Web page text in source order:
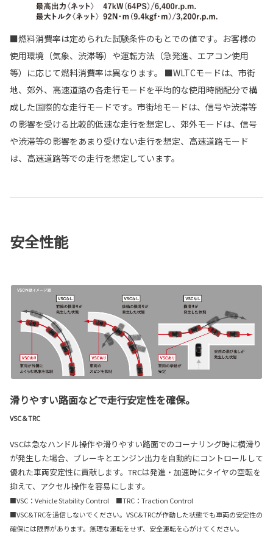
■燃料消費率は定められた試験条件のもとでの値です。お客様の
使用環境（気象、渋滞等）や運転方法（急発進、エアコン使用
等）に応じて燃料消費率は異なります。 ■WLTCモードは、市街
地、郊外、高速道路の各走行モードを平均的な使用時間配分で構
成した国際的な走行モードです。市街地モードは、信号や渋滞等
の影響を受ける比較的低速な走行を想定し、郊外モードは、信号
や渋滞等の影響をあまり受けない走行を想定、高速道路モード
は、高速道路等での走行を想定しています。
安全性能
滑りやすい路面などで走行安定性を確保。
VSC＆TRC
VSCは急なハンドル操作や滑りやすい路面でのコーナリング時に横滑り
が発生した場合、ブレーキとエンジン出力を自動的にコントロールして
優れた車両安定性に貢献します。TRCは発進・加速時にタイヤの空転を
抑えて、アクセル操作を容易にします。
■VSC：Vehicle Stability Control ■TRC：Traction Control
■VSC&TRCを過信しないでください。VSC&TRCが作動した状態でも車両の安定性の
確保には限界があります。無理な運転をせず、安全運転を心がけてください。